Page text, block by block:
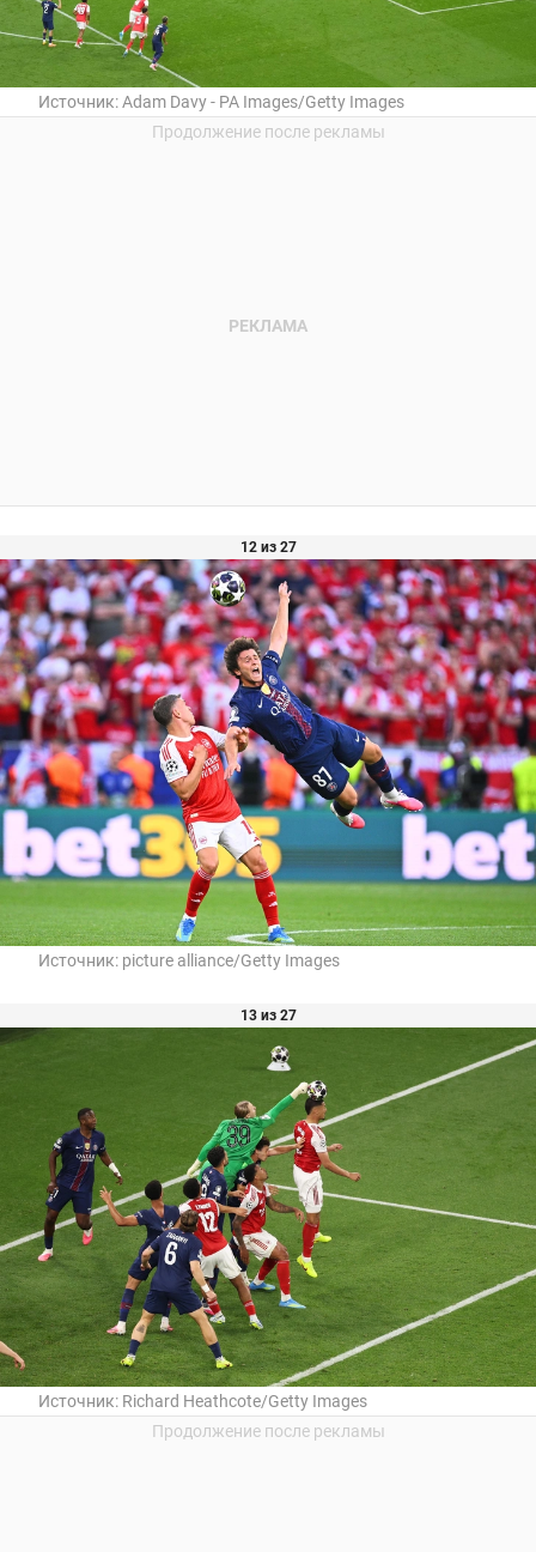
Источник:Adam Davy - PA Images/Getty Images
12 из 27
Источник: picture alliance/Getty Images
13 из 27
Источник: Richard Heathcote/Getty Images